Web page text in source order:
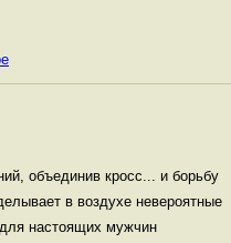
объединив кросс... и борьбу
в воздухе невероятные
настоящих мужчин